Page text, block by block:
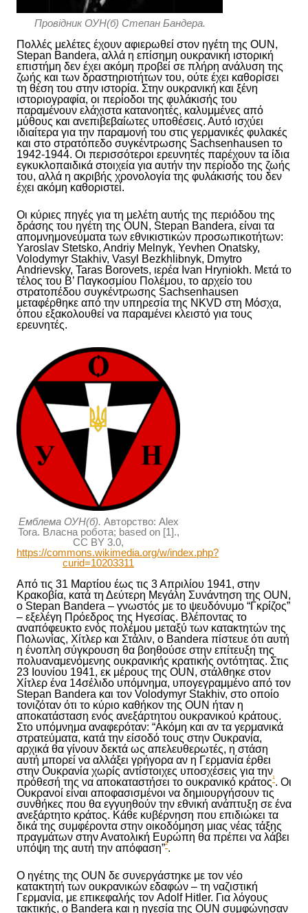
Провідник ОУН(б) Степан Бандера.
Πολλές μελέτες έχουν αφιερωθεί στον ηγέτη της OUN,
Stepan Bandera, αλλά η επίσημη ουκρανική ιστορική
επιστήμη δεν έχει ακόμη προβεί σε πλήρη ανάλυση της
ζωής και των δραστηριοτήτων του, ούτε έχει καθορίσει
τη θέση του στην ιστορία. Στην ουκρανική και ξένη
ιστοριογραφία, οι περίοδοι της φυλάκισής του
παραμένουν ελάχιστα κατανοητές, καλυμμένες από
μύθους και ανεπιβεβαίωτες υποθέσεις. Αυτό ισχύει
ιδιαίτερα για την παραμονή του στις γερμανικές φυλακές
και στο στρατόπεδο συγκέντρωσης Sachsenhausen το
1942-1944. Οι περισσότεροι ερευνητές παρέχουν τα ίδια
εγκυκλοπαιδικά στοιχεία για αυτήν την περίοδο της ζωής
του, αλλά η ακριβής χρονολογία της φυλάκισής του δεν
έχει ακόμη καθοριστεί.
Οι κύριες πηγές για τη μελέτη αυτής της περιόδου της
δράσης του ηγέτη της OUN, Stepan Bandera, είναι τα
απομνημονεύματα των εθνικιστικών προσωπικοτήτων:
Yaroslav Stetsko, Andriy Melnyk, Yevhen Onatsky,
Volodymyr Stakhiv, Vasyl Bezkhlibnyk, Dmytro
Andrievsky, Taras Borovets, ιερέα Ivan Hryniokh. Μετά το
τέλος του Β’ Παγκοσμίου Πολέμου, το αρχείο του
στρατοπέδου συγκέντρωσης Sachsenhausen
μεταφέρθηκε από την υπηρεσία της NKVD στη Μόσχα,
όπου εξακολουθεί να παραμένει κλειστό για τους
ερευνητές.
Емблема ОУН(б). Авторство: Alex
Tora. Власна робота; based on [1].,
CC BY 3.0,
https://commons.wikimedia.org/w/index.php?
curid=10203311
Από τις 31 Μαρτίου έως τις 3 Απριλίου 1941, στην
Κρακοβία, κατά τη Δεύτερη Μεγάλη Συνάντηση της OUN,
ο Stepan Bandera – γνωστός με το ψευδόνυμο “Γκρίζος”
– εξελέγη Πρόεδρος της Ηγεσίας. Βλέποντας το
αναπόφευκτο ενός πολέμου μεταξύ των κατακτητών της
Πολωνίας, Χίτλερ και Στάλιν, ο Bandera πίστευε ότι αυτή
η ένοπλη σύγκρουση θα βοηθούσε στην επίτευξη της
πολυαναμενόμενης ουκρανικής κρατικής οντότητας. Στις
23 Ιουνίου 1941, εκ μέρους της OUN, στάλθηκε στον
Χίτλερ ένα 14σέλιδο υπόμνημα, υπογεγραμμένο από τον
Stepan Bandera και τον Volodymyr Stakhiv, στο οποίο
τονιζόταν ότι το κύριο καθήκον της OUN ήταν η
αποκατάσταση ενός ανεξάρτητου ουκρανικού κράτους.
Στο υπόμνημα αναφερόταν: “Ακόμη και αν τα γερμανικά
στρατεύματα, κατά την είσοδό τους στην Ουκρανία,
αρχικά θα γίνουν δεκτά ως απελευθερωτές, η στάση
αυτή μπορεί να αλλάξει γρήγορα αν η Γερμανία έρθει
στην Ουκρανία χωρίς αντίστοιχες υποσχέσεις για την
πρόθεσή της να αποκαταστήσει το ουκρανικό κράτος¹. Οι
Ουκρανοί είναι αποφασισμένοι να δημιουργήσουν τις
συνθήκες που θα εγγυηθούν την εθνική ανάπτυξη σε ένα
ανεξάρτητο κράτος. Κάθε κυβέρνηση που επιδιώκει τα
δικά της συμφέροντα στην οικοδόμηση μιας νέας τάξης
πραγμάτων στην Ανατολική Ευρώπη θα πρέπει να λάβει
υπόψη της αυτή την απόφαση”².
Ο ηγέτης της OUN δε συνεργάστηκε με τον νέο
κατακτητή των ουκρανικών εδαφών – τη ναζιστική
Γερμανία, με επικεφαλής τον Adolf Hitler. Για λόγους
τακτικής, ο Bandera και η ηγεσία της OUN συμφώνησαν